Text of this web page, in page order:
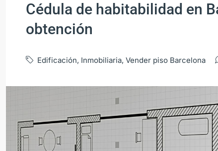
Cédula de habitabilidad en
obtención
Edificación, Inmobiliaria, Vender piso Barcelona